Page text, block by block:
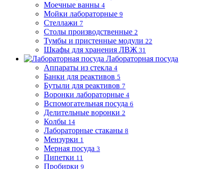
Моечные ванны 4
Мойки лабораторные 9
Стеллажи 7
Столы производственные 2
Тумбы и пристенные модули 22
Шкафы для хранения ЛВЖ 31
Лабораторная посуда
Аппараты из стекла 4
Банки для реактивов 5
Бутыли для реактивов 7
Воронки лабораторные 4
Вспомогательная посуда 6
Делительные воронки 2
Колбы 14
Лабораторные стаканы 8
Мензурки 1
Мерная посуда 3
Пипетки 11
Пробирки 9